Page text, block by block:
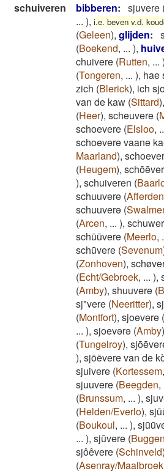
schuiveren
bibberen: sjuvere
... ), i.e. beven v.d.
(Geleen), glijden:
(Boekend, ... ),
chuivere (Rutten, ... )
(Tongeren, ... ), hae
zich (Blerick), ich
van de kaw (Sittard),
(Heer), scheuvere (
schoevere (Elsloo,
schoevere vaane
Maarland),
(Heugem),
), schuiveren (
schuuvere (Afferden
schuuverə (
(Arcen, ... ),
schūūvere (Meerlo,
schūvere (Sevenum
(Zonhoven),
(Echt/Gebroek, ... ),
(Amby), shuuvere (
sj"vere (Neeritter),
(Montfort), sjoevere (
... ), sjoevərə (Amby)
(Tungelroy),
), sjōēvere van de
sjuivere (Kortessem,
sjuuvere (Beegden,
(Brunssum, ... ),
(Helden/Everlo),
(Boukoul, ... ),
... ), sjūvere (
sjôêvere (Schinveld)
(Asenray/Maalbroek